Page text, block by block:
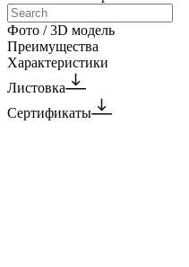
Фото / 3D модель
Преимущества
Характеристики
Листовка
Сертификаты